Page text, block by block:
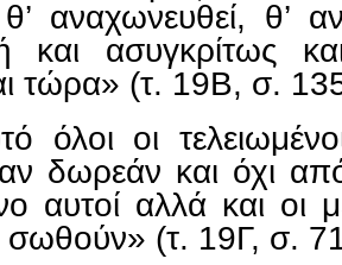
αναχωνευθεί, θ’
και ασυγκρίτως
τώρα» (τ. 19Β, σ.
όλοι οι
δωρεάν και όχι
αυτοί αλλά και οι
σωθούν» (τ. 19Γ, σ.